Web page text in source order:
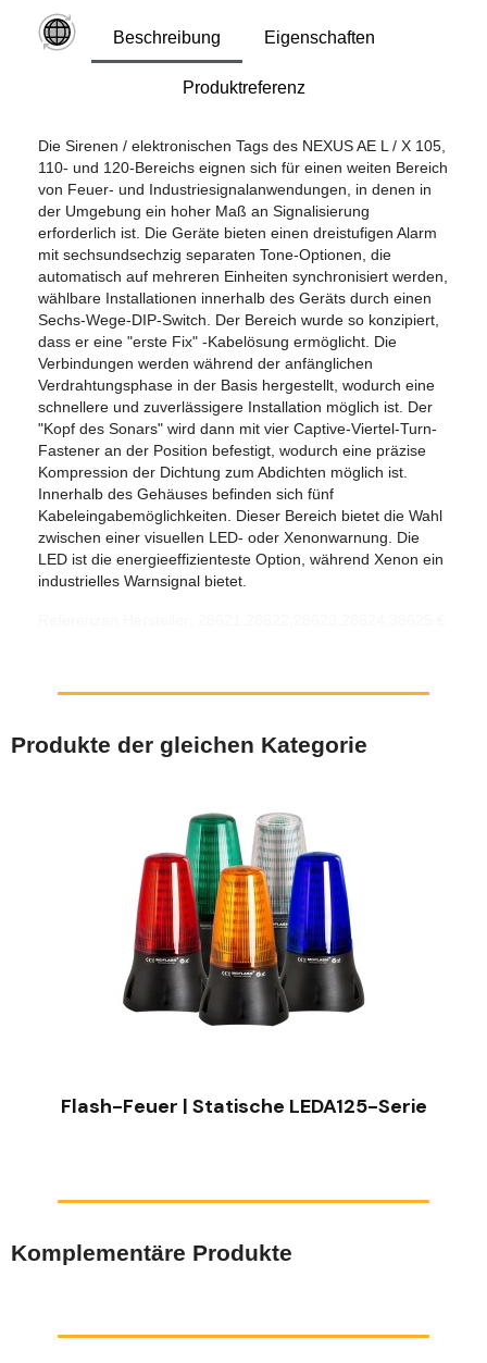
Beschreibung Eigenschaften
Produktreferenz
Die Sirenen / elektronischen Tags des NEXUS AE L / X 105,
110- und 120-Bereichs eignen sich für einen weiten Bereich
von Feuer- und Industriesignalanwendungen, in denen in
der Umgebung ein hoher Maß an Signalisierung
erforderlich ist. Die Geräte bieten einen dreistufigen Alarm
mit sechsundsechzig separaten Tone-Optionen, die
automatisch auf mehreren Einheiten synchronisiert werden,
wählbare Installationen innerhalb des Geräts durch einen
Sechs-Wege-DIP-Switch. Der Bereich wurde so konzipiert,
dass er eine "erste Fix" -Kabelösung ermöglicht. Die
Verbindungen werden während der anfänglichen
Verdrahtungsphase in der Basis hergestellt, wodurch eine
schnellere und zuverlässigere Installation möglich ist. Der
"Kopf des Sonars" wird dann mit vier Captive-Viertel-Turn-
Fastener an der Position befestigt, wodurch eine präzise
Kompression der Dichtung zum Abdichten möglich ist.
Innerhalb des Gehäuses befinden sich fünf
Kabeleingabemöglichkeiten. Dieser Bereich bietet die Wahl
zwischen einer visuellen LED- oder Xenonwarnung. Die
LED ist die energieeffizienteste Option, während Xenon ein
industrielles Warnsignal bietet.
Produkte der gleichen Kategorie
Flash-Feuer | Statische LEDA125-Serie
Komplementäre Produkte